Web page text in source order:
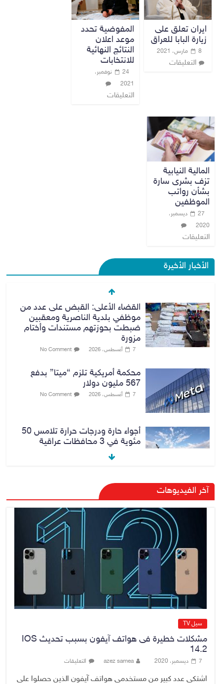
ايران تعلق على
زيارة البابا للعراق
8 مارس، 2021
التعليقات
المفوضية تحدد
موعد اعلان
النتائج النهائية
للانتخابات
24 نوفمبر،
2021
التعليقات
المالية النيابية
تزف بشرى سارة
بشأن رواتب
الموظفين
27 ديسمبر،
2020
التعليقات
الأخبار الأخيرة
القضاء الأعلى: القبض على عدد من
موظفي بلدية الناصرية ومعقبين
ضبطت بحوزتهم مستندات وأختام
مزورة
7 أغسطس، 2026 No Comment
محكمة أمريكية تلزم “ميتا” بدفع
567 مليون دولار
7 أغسطس، 2026 No Comment
أجواء حارة ودرجات حرارة تلامس 50
مئوية في 3 محافظات عراقية
الزيدي يؤكد حرص الحكومة على
ترسيخ علاقات التعاون مع السعودية
7 أغسطس، 2026 No Comment
وزارة الداخلية: الحدود العراقية تشهد
مستوى عالياً من الأمن والاستقرار
7 أغسطس، 2026 No Comment
آخر الفيديوهات
سيل TV
مشكلات خطيرة فى هواتف آيفون بسبب تحديث IOS
14.2
7 ديسمبر، 2020 azez samea التعليقات
اشتكى عدد كبير من مستخدمى هواتف آيفون الذين حصلوا على